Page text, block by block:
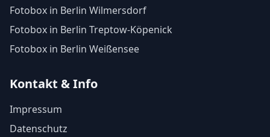
Fotobox in Berlin Wilmersdorf
Fotobox in Berlin Treptow-Köpenick
Fotobox in Berlin Weißensee
Kontakt & Info
Impressum
Datenschutz